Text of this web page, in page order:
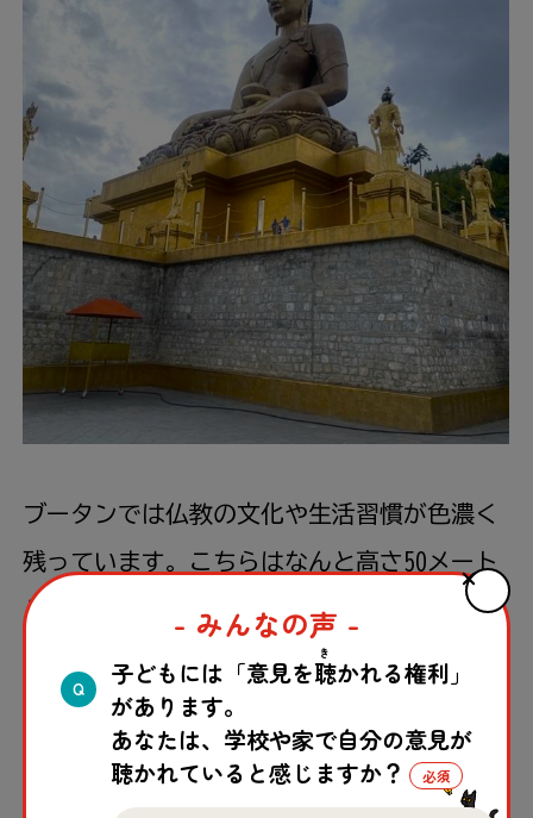
ブータンでは仏教の文化や生活習慣が色濃く
残っています。こちらはなんと高さ50メート
ル
世界で 一番 大きい
ともい
- みんなの声 -
Q
子どもには「意見を聴
き
かれる権利」
があります。
あなたは、学校や家で自分の意見が
聴かれていると感じますか？